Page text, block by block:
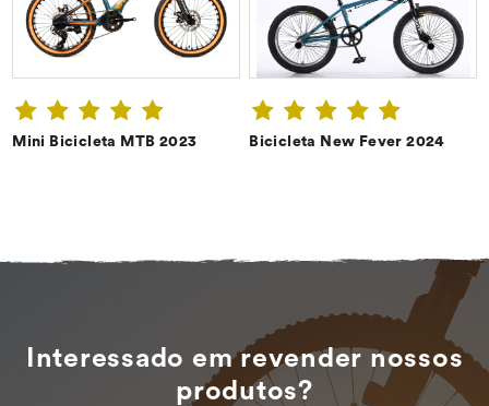
Mini Bicicleta MTB 2023 Bicicleta New Fever 2024
Interessado em revender nossos
produtos?